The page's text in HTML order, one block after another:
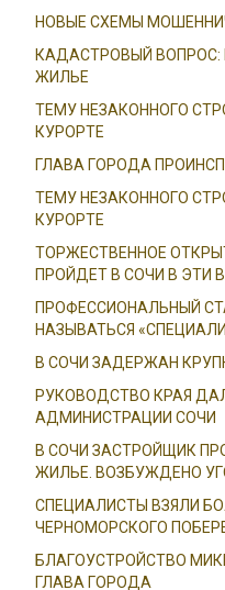
НОВЫЕ СХЕМЫ
КАДАСТРОВЫЙ ВОПРОС:
ЖИЛЬЕ
ТЕМУ НЕЗАКОННОГО
КУРОРТЕ
ГЛАВА ГОРОДА
ТЕМУ НЕЗАКОННОГО
КУРОРТЕ
ТОРЖЕСТВЕННОЕ
ПРОЙДЕТ В СОЧИ В ЭТИ
ПРОФЕССИОНАЛЬНЫЙ
НАЗЫВАТЬСЯ
В СОЧИ ЗАДЕРЖАН
РУКОВОДСТВО КРАЯ
АДМИНИСТРАЦИИ СОЧИ
В СОЧИ ЗАСТРОЙЩИК
ЖИЛЬЕ. ВОЗБУЖДЕНО
СПЕЦИАЛИСТЫ ВЗЯЛИ
ЧЕРНОМОРСКОГО
БЛАГОУСТРОЙСТВО
ГЛАВА ГОРОДА